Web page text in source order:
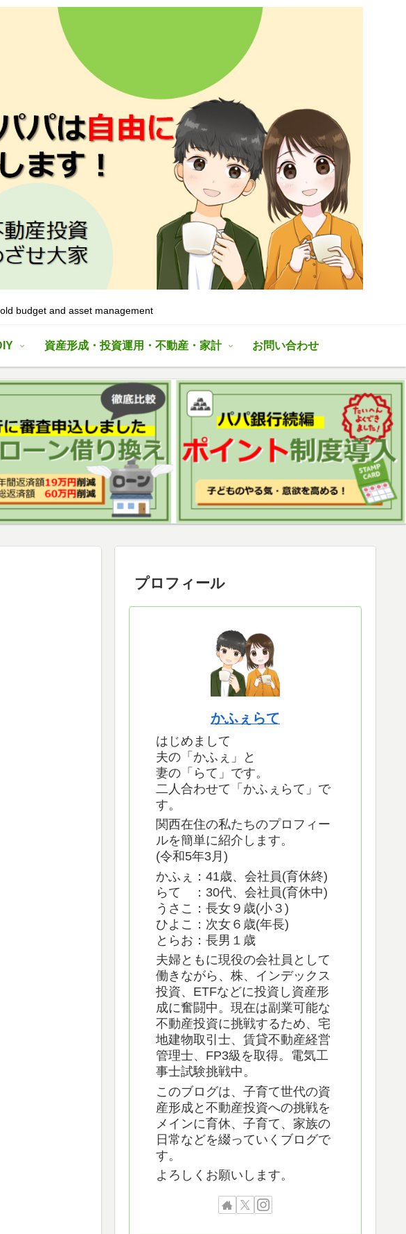
budget and asset management
資産形成・投資運用・不動産・家計 お問い合わせ
プロフィール
かふぇらて
はじめまして
夫の「かふぇ」と
妻の「らて」です。
二人合わせて「かふぇらて」で
す。
関西在住の私たちのプロフィー
ルを簡単に紹介します。
(令和5年3月)
かふぇ：41歳、会社員(育休終)
らて ：30代、会社員(育休中)
うさこ：長女９歳(小３)
ひよこ：次女６歳(年長)
とらお：長男１歳
夫婦ともに現役の会社員として
働きながら、株、インデックス
投資、ETFなどに投資し資産形
成に奮闘中。現在は副業可能な
不動産投資に挑戦するため、宅
地建物取引士、賃貸不動産経営
管理士、FP3級を取得。電気工
事士試験挑戦中。
このブログは、子育て世代の資
産形成と不動産投資への挑戦を
メインに育休、子育て、家族の
日常などを綴っていくブログで
す。
よろしくお願いします。